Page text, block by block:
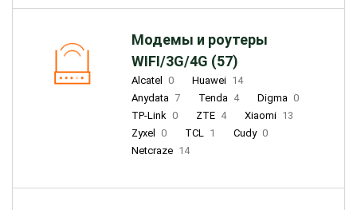
Модемы и роутеры
WIFI/3G/4G (57)
Alcatel 0 Huawei 14
Anydata 7 Tenda 4 Digma 0
TP-Link 0 ZTE 4 Xiaomi 13
Zyxel
0 TCL 1 Cudy 0
Netcraze 14